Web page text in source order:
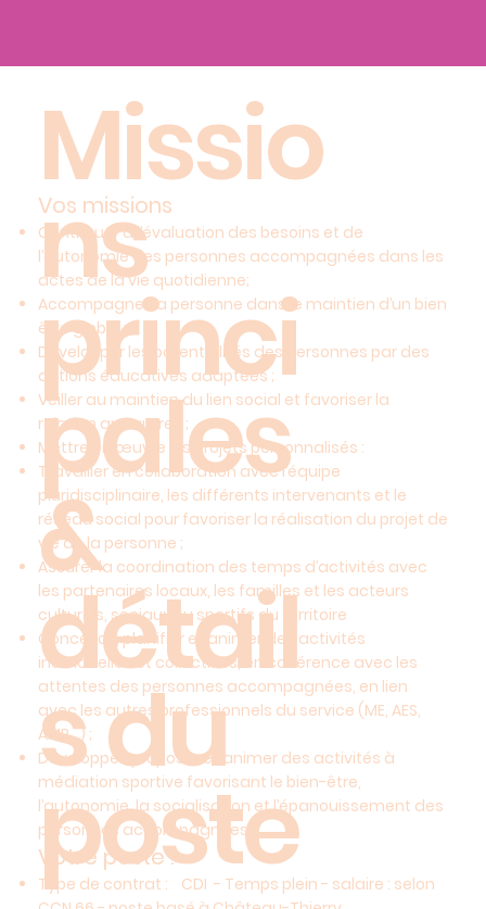
Missio
ns
princi
pales
&
détail
s du
poste
Vos missions
Contribuer à l’évaluation des besoins et de
l’autonomie des personnes accompagnées dans les
actes de la vie quotidienne;
Accompagner la personne dans le maintien d’un bien
être global ;
Développer les potentialités des personnes par des
actions éducatives adaptées ;
Veiller au maintien du lien social et favoriser la
relation aux autres ;
Mettre en œuvre les projets personnalisés :
Travailler en collaboration avec l’équipe
pluridisciplinaire, les différents intervenants et le
réseau social pour favoriser la réalisation du projet de
vie de la personne ;
Assurer la coordination des temps d’activités avec
les partenaires locaux, les familles et les acteurs
culturels, sociaux ou sportifs du territoire
Concevoir, planifier et animer des activités
individuelles et collectives, en cohérence avec les
attentes des personnes accompagnées, en lien
avec les autres professionnels du service (ME, AES,
AMP…) ;
Développer, proposer et animer des activités à
médiation sportive favorisant le bien-être,
l’autonomie, la socialisation et l’épanouissement des
personnes accompagnées.
Votre poste :
Type de contrat : CDI - Temps plein - salaire : selon